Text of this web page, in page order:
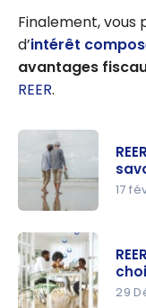
Finalement, vous
d’intérêt
avantages
REER.
ce que
vous devez
savoir
17
29